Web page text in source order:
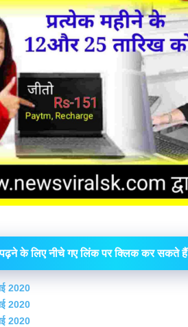
के लिए नीचे गए लिंक पर क्लिक कर सकते हैं
2020
2020
2020